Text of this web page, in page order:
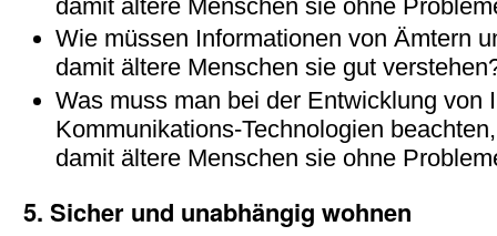
damit ältere Menschen sie ohne
Wie müssen Informationen von Ämtern
damit ältere Menschen sie gut
Was muss man bei der Entwicklung von
Kommunikations-Technologien beachten,
damit ältere Menschen sie ohne
5. Sicher und unabhängig wohnen